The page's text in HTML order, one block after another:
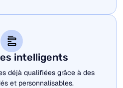
intelligents
déjà qualifiées grâce à des
et personnalisables.